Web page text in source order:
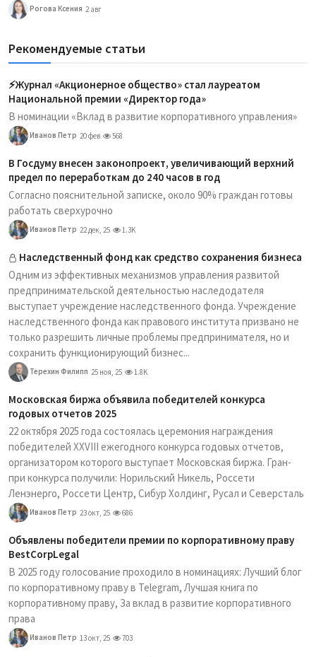
Рогова Ксения 2 авг
Рекомендуемые статьи
⚡️Журнал «Акционерное общество» стал лауреатом
Национальной премии «Директор года»
В номинации «Вклад в развитие корпоративного управления»
Иванов Петр 20 фев 568
В Госдуму внесен законопроект, увеличивающий верхний
предел по переработкам до 240 часов в год
Согласно пояснительной записке, около 90% граждан готовы
работать сверхурочно
Иванов Петр 22 дек, 25 1.3K
Наследственный фонд как средство сохранения бизнеса
Одним из эффективных механизмов управления развитой
предпринимательской деятельностью наследодателя
выступает учреждение наследственного фонда. Учреждение
наследственного фонда как правового института призвано не
только разрешить личные проблемы предпринимателя, но и
сохранить функционирующий бизнес...
Терехин Филипп 25 ноя, 25 1.8K
Московская биржа объявила победителей конкурса
годовых отчетов 2025
22 октября 2025 года состоялась церемония награждения
победителей XXVIII ежегодного конкурса годовых отчетов,
организатором которого выступает Московская биржа. Гран-
при конкурса получили: Норильский Никель, Россети
Ленэнерго, Россети Центр, Сибур Холдинг, Русал и Северсталь
Иванов Петр 23 окт, 25 686
Объявлены победители премии по корпоративному праву
BestCorpLegal
В 2025 году голосование проходило в номинациях: Лучший блог
по корпоративному праву в Telegram, Лучшая книга по
корпоративному праву, За вклад в развитие корпоративного
права
Иванов Петр 13 окт, 25 703